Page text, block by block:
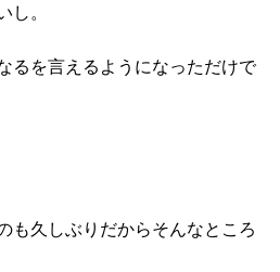
し。
るを言えるようになっただけで
も久しぶりだからそんなところ